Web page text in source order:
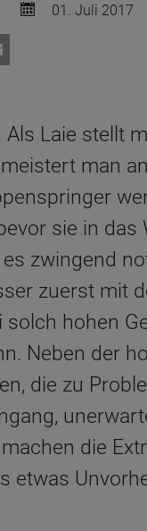
01. Juli 2017
Als Laie stellt
man
sie in
zwingend
zuerst mit
hohen
Neben der
die zu
die
etwas